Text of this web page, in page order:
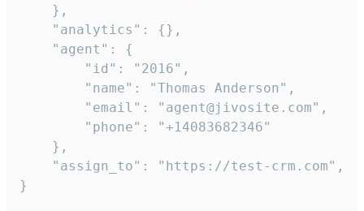
    },
    "analytics": {},
    "agent": {
        "id": "2016",
        "name": "Thomas Anderson",
        "email": "agent@jivosite.com",
        "phone": "+14083682346"
    },
    "assign_to": "https://test-crm.com",
}